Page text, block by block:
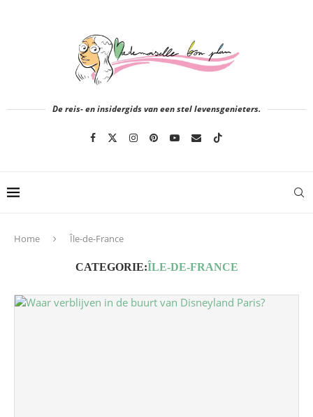
De reis- en insidergids van een stel levensgenieters.
Home Île-de-France
CATEGORIE:ÎLE-DE-FRANCE